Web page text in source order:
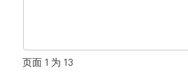
页面 1 为 13